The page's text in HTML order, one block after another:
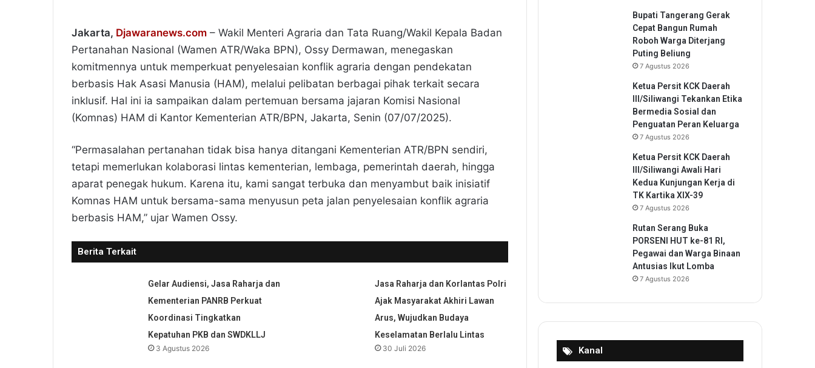
Jakarta, Djawaranews.com – Wakil Menteri Agraria dan Tata Ruang/Wakil Kepala Badan
Pertanahan Nasional (Wamen ATR/Waka BPN), Ossy Dermawan, menegaskan
komitmennya untuk memperkuat penyelesaian konflik agraria dengan pendekatan
berbasis Hak Asasi Manusia (HAM), melalui pelibatan berbagai pihak terkait secara
inklusif. Hal ini ia sampaikan dalam pertemuan bersama jajaran Komisi Nasional
(Komnas) HAM di Kantor Kementerian ATR/BPN, Jakarta, Senin (07/07/2025).
“Permasalahan pertanahan tidak bisa hanya ditangani Kementerian ATR/BPN sendiri,
tetapi memerlukan kolaborasi lintas kementerian, lembaga, pemerintah daerah, hingga
aparat penegak hukum. Karena itu, kami sangat terbuka dan menyambut baik inisiatif
Komnas HAM untuk bersama-sama menyusun peta jalan penyelesaian konflik agraria
berbasis HAM,” ujar Wamen Ossy.
Berita Terkait
Gelar Audiensi, Jasa Raharja dan
Kementerian PANRB Perkuat
Koordinasi Tingkatkan
Kepatuhan PKB dan SWDKLLJ
3 Agustus 2026
Jasa Raharja dan Korlantas Polri
Ajak Masyarakat Akhiri Lawan
Arus, Wujudkan Budaya
Keselamatan Berlalu Lintas
30 Juli 2026
Bupati Tangerang Gerak
Cepat Bangun Rumah
Roboh Warga Diterjang
Puting Beliung
7 Agustus 2026
Ketua Persit KCK Daerah
III/Siliwangi Tekankan Etika
Bermedia Sosial dan
Penguatan Peran Keluarga
7 Agustus 2026
Ketua Persit KCK Daerah
III/Siliwangi Awali Hari
Kedua Kunjungan Kerja di
TK Kartika XIX-39
7 Agustus 2026
Rutan Serang Buka
PORSENI HUT ke-81 RI,
Pegawai dan Warga Binaan
Antusias Ikut Lomba
7 Agustus 2026
Kanal